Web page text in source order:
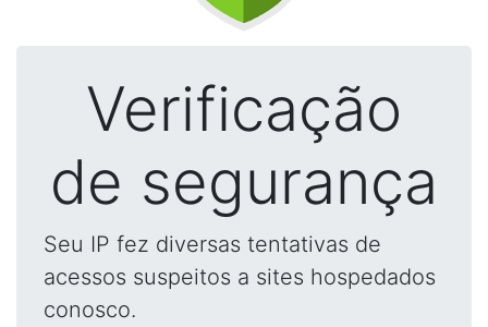
Verificação
de segurança
Seu IP fez diversas tentativas de
acessos suspeitos a sites hospedados
conosco.